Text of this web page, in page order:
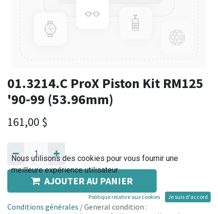
01.3214.C ProX Piston Kit RM125
'90-99 (53.96mm)
161,00 $
AJOUTER AU PANIER
Conditions générales / General condition :
Nous utilisons des cookies pour vous fournir une
meilleure expérience utilisateur.
Politique relative aux cookies Je suis d'accord